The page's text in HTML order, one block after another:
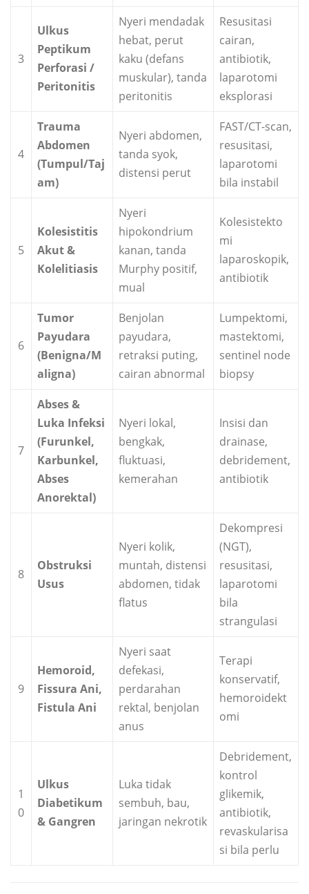
3
Ulkus
Peptikum
Perforasi /
Peritonitis
Nyeri mendadak
hebat, perut
kaku (defans
muskular), tanda
peritonitis
Resusitasi
cairan,
antibiotik,
laparotomi
eksplorasi
4
Trauma
Abdomen
(Tumpul/Taj
am)
Nyeri abdomen,
tanda syok,
distensi perut
FAST/CT-scan,
resusitasi,
laparotomi
bila instabil
5
Kolesistitis
Akut &
Kolelitiasis
Nyeri
hipokondrium
kanan, tanda
Murphy positif,
mual
Kolesistekto
mi
laparoskopik,
antibiotik
6
Tumor
Payudara
(Benigna/M
aligna)
Benjolan
payudara,
retraksi puting,
cairan abnormal
Lumpektomi,
mastektomi,
sentinel node
biopsy
7
Abses &
Luka Infeksi
(Furunkel,
Karbunkel,
Abses
Anorektal)
Nyeri lokal,
bengkak,
fluktuasi,
kemerahan
Insisi dan
drainase,
debridement,
antibiotik
8
Obstruksi
Usus
Nyeri kolik,
muntah, distensi
abdomen, tidak
flatus
Dekompresi
(NGT),
resusitasi,
laparotomi
bila
strangulasi
9
Hemoroid,
Fissura Ani,
Fistula Ani
Nyeri saat
defekasi,
perdarahan
rektal, benjolan
anus
Terapi
konservatif,
hemoroidekt
omi
1
0
Ulkus
Diabetikum
& Gangren
Luka tidak
sembuh, bau,
jaringan nekrotik
Debridement,
kontrol
glikemik,
antibiotik,
revaskularisa
si bila perlu